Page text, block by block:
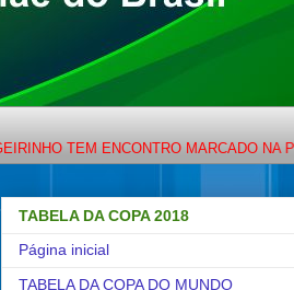
ENCONTRO MARCADO NA PORTO
TABELA DA COPA 2018
Página inicial
TABELA DA COPA DO MUNDO